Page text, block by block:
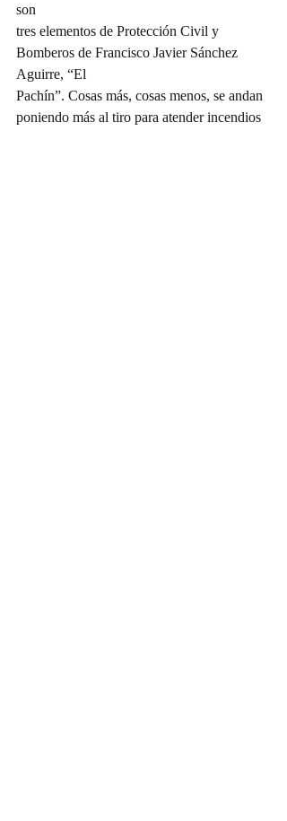
son
tres elementos de Protección Civil y
Bomberos de Francisco Javier Sánchez
Aguirre, “El
Pachín”. Cosas más, cosas menos, se andan
poniendo más al tiro para atender incendios